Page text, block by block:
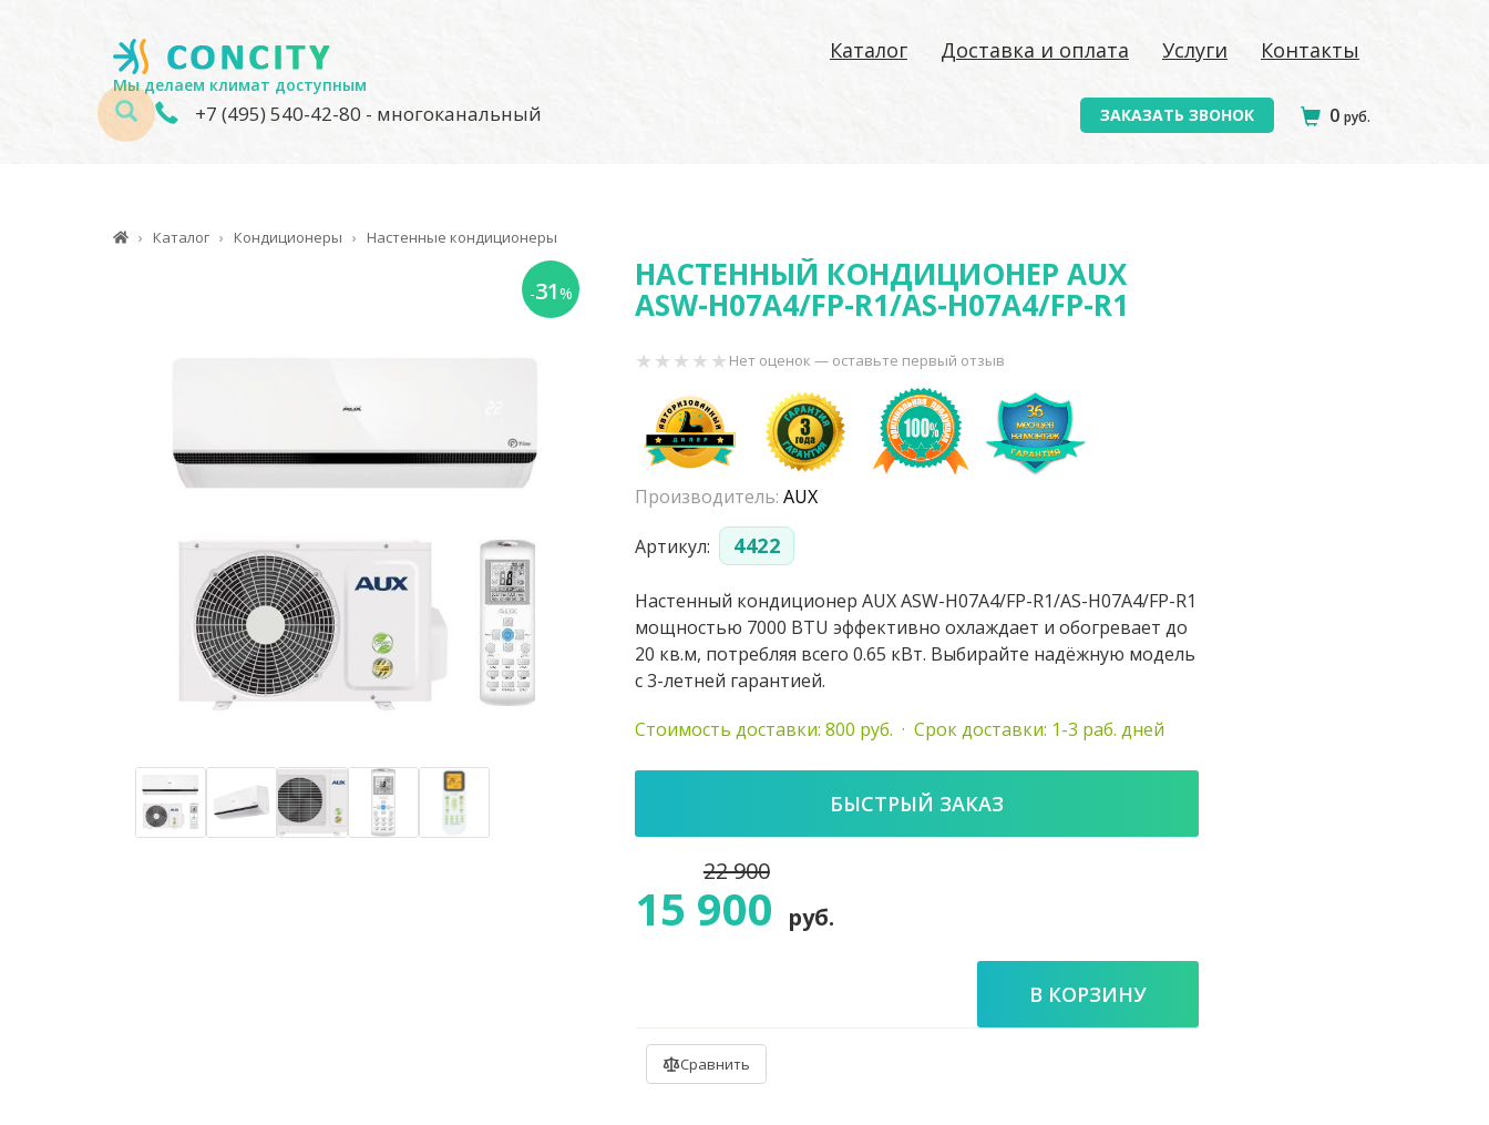
Мы делаем климат доступным
Каталог Доставка и оплата Услуги Контакты
+7 (495) 540-42-80 - многоканальный ЗАКАЗАТЬ ЗВОНОК 0 руб.
Каталог Кондиционеры Настенные кондиционеры
-31% НАСТЕННЫЙ КОНДИЦИОНЕР AUX
ASW-H07A4/FP-R1/AS-H07A4/FP-R1
Нет оценок — оставьте первый отзыв
Производитель:AUX
Артикул: 4422
Настенный кондиционер AUX ASW-H07A4/FP-R1/AS-H07A4/FP-R1
мощностью 7000 BTU эффективно охлаждает и обогревает до
20 кв.м, потребляя всего 0.65 кВт. Выбирайте надёжную модель
с 3-летней гарантией.
Стоимость доставки: 800 руб. · Срок доставки: 1-3 раб. дней
БЫСТРЫЙ ЗАКАЗ
22 900
15 900 руб.